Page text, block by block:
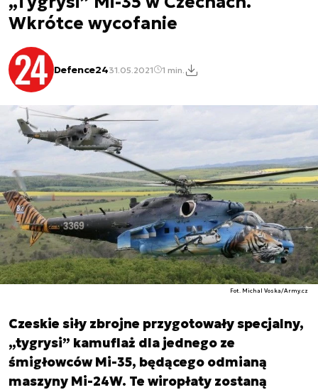
Wkrótce wycofanie
Defence2431.05.2021 1 min.
Fot. Michal Voska/Army.cz
Czeskie siły zbrojne przygotowały specjalny,
„tygrysi” kamuflaż dla jednego ze
śmigłowców Mi-35, będącego odmianą
maszyny Mi-24W. Te wiropłaty zostaną